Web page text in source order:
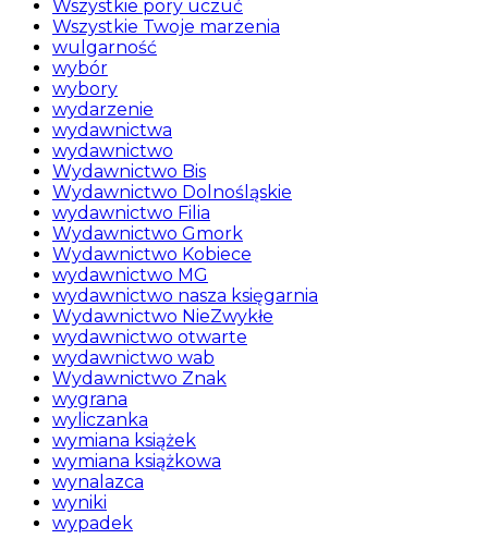
Wszystkie pory uczuć
Wszystkie Twoje marzenia
wulgarność
wybór
wybory
wydarzenie
wydawnictwa
wydawnictwo
Wydawnictwo Bis
Wydawnictwo Dolnośląskie
wydawnictwo Filia
Wydawnictwo Gmork
Wydawnictwo Kobiece
wydawnictwo MG
wydawnictwo nasza księgarnia
Wydawnictwo NieZwykłe
wydawnictwo otwarte
wydawnictwo wab
Wydawnictwo Znak
wygrana
wyliczanka
wymiana książek
wymiana książkowa
wynalazca
wyniki
wypadek